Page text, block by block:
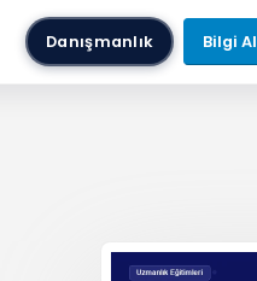
Danışmanlık Bilgi Al